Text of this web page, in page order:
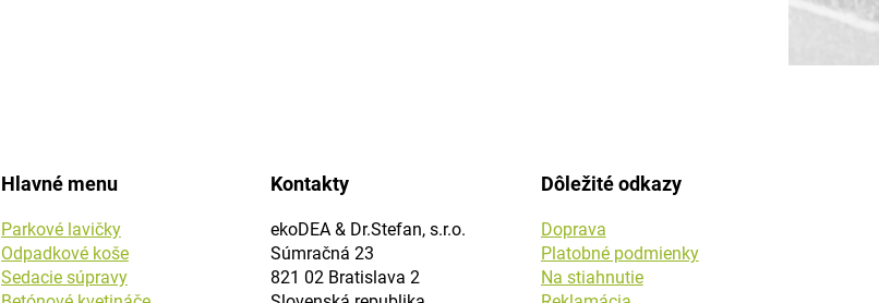
Hlavné menu
Parkové lavičky
Odpadkové koše
Sedacie súpravy
Kontakty
ekoDEA & Dr.Stefan, s.r.o.
Súmračná 23
821 02 Bratislava 2
Dôležité odkazy
Doprava
Platobné podmienky
Na stiahnutie